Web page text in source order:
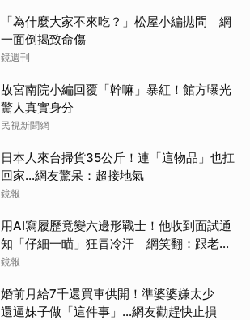
「為什麼大家不來吃？」松屋小編拋問 網
一面倒揭致命傷
鏡週刊
故宮南院小編回覆「幹嘛」暴紅！館方曝光
驚人真實身分
民視新聞網
日本人來台掃貨35公斤！連「這物品」也扛
回家...網友驚呆：超接地氣
鏡報
用AI寫履歷竟變六邊形戰士！他收到面試通
知「仔細一瞄」狂冒冷汗 網笑翻：跟老闆
禮尚往來
鏡報
婚前月給7千還買車供開！準婆婆嫌太少
還逼妹子做「這件事」…網友勸趕快止損